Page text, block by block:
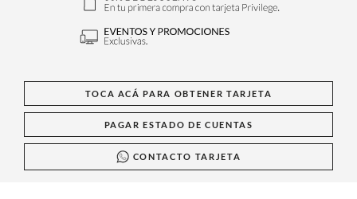
TOCA ACÁ PARA OBTENER TARJETA
PAGAR ESTADO DE CUENTAS
CONTACTO TARJETA